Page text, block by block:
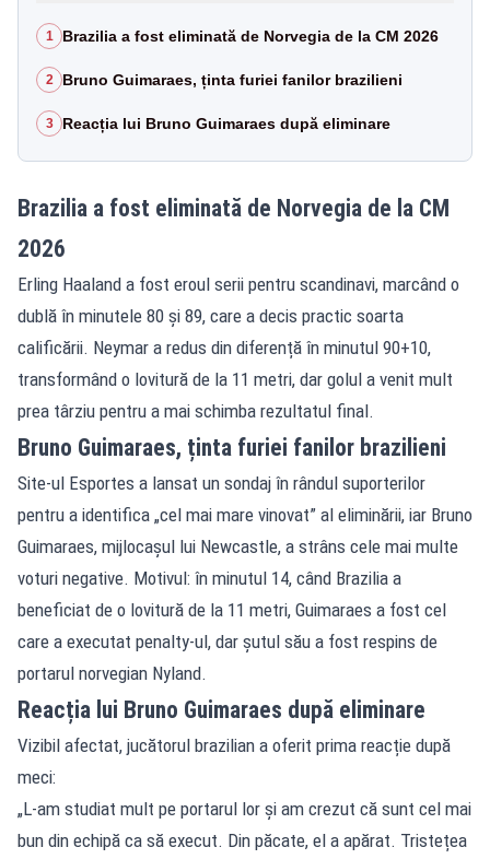
1 Brazilia a fost eliminată de Norvegia de la CM 2026
2 Bruno Guimaraes, ținta furiei fanilor brazilieni
3 Reacția lui Bruno Guimaraes după eliminare
Brazilia a fost eliminată de Norvegia de la CM
2026
Erling Haaland a fost eroul serii pentru scandinavi, marcând o
dublă în minutele 80 și 89, care a decis practic soarta
calificării. Neymar a redus din diferență în minutul 90+10,
transformând o lovitură de la 11 metri, dar golul a venit mult
prea târziu pentru a mai schimba rezultatul final.
Bruno Guimaraes, ținta furiei fanilor brazilieni
Site-ul Esportes a lansat un sondaj în rândul suporterilor
pentru a identifica „cel mai mare vinovat” al eliminării, iar Bruno
Guimaraes, mijlocașul lui Newcastle, a strâns cele mai multe
voturi negative. Motivul: în minutul 14, când Brazilia a
beneficiat de o lovitură de la 11 metri, Guimaraes a fost cel
care a executat penalty-ul, dar șutul său a fost respins de
portarul norvegian Nyland.
Reacția lui Bruno Guimaraes după eliminare
Vizibil afectat, jucătorul brazilian a oferit prima reacție după
meci:
„L-am studiat mult pe portarul lor și am crezut că sunt cel mai
bun din echipă ca să execut. Din păcate, el a apărat. Tristețea